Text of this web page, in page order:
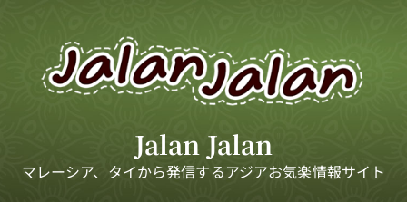
Jalan Jalan
マレーシア、タイから発信するアジアお気楽情報サイト